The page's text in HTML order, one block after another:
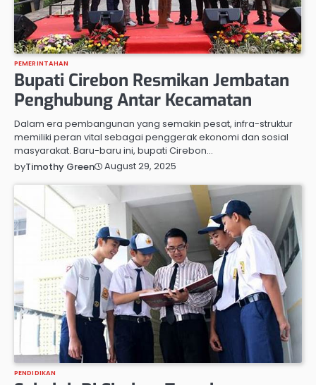
PEMERINTAHAN
Bupati Cirebon Resmikan Jembatan
Penghubung Antar Kecamatan
Dalam era pembangunan yang semakin pesat, infra-struktur
memiliki peran vital sebagai penggerak ekonomi dan sosial
masyarakat. Baru-baru ini, bupati Cirebon…
byTimothy Green August 29, 2025
PENDIDIKAN